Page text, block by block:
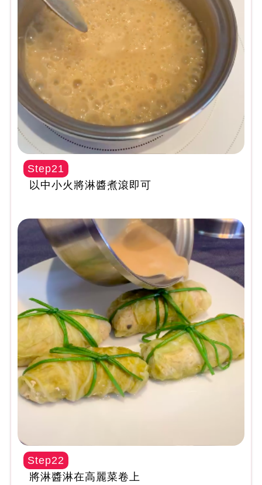
Step21
以中小火將淋醬煮滾即可
Step22
將淋醬淋在高麗菜卷上